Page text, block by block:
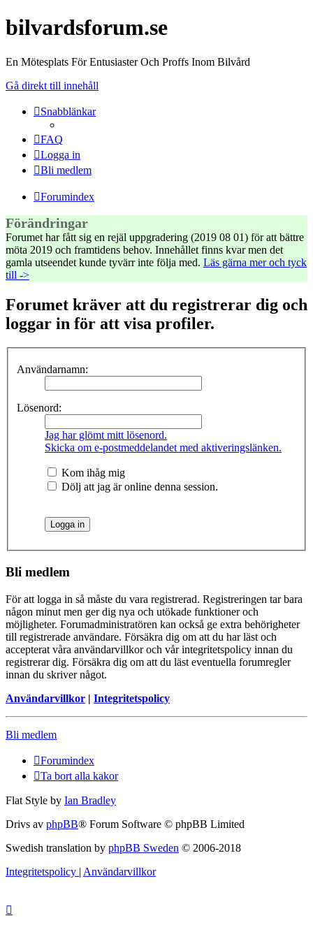
bilvardsforum.se
En Mötesplats För Entusiaster Och Proffs Inom Bilvård
Gå direkt till innehåll
Snabblänkar
FAQ
Logga in
Bli medlem
Forumindex
Förändringar
Forumet har fått sig en rejäl uppgradering (2019 08 01) för att bättre
möta 2019 och framtidens behov. Innehållet finns kvar men det
gamla utseendet kunde tyvärr inte följa med. Läs gärna mer och tyck
till ->
Forumet kräver att du registrerar dig och
loggar in för att visa profiler.
Användarnamn:
Lösenord:
Jag har glömt mitt lösenord.
Skicka om e-postmeddelandet med aktiveringslänken.
Kom ihåg mig
Dölj att jag är online denna session.
Bli medlem
För att logga in så måste du vara registrerad. Registreringen tar bara
någon minut men ger dig nya och utökade funktioner och
möjligheter. Forumadministratören kan också ge extra behörigheter
till registrerade användare. Försäkra dig om att du har läst och
accepterat våra användarvillkor och vår integritetspolicy innan du
registrerar dig. Försäkra dig om att du läst eventuella forumregler
innan du skriver något.
Användarvillkor | Integritetspolicy
Bli medlem
Forumindex
Ta bort alla kakor
Flat Style by Ian Bradley
Drivs av phpBB® Forum Software © phpBB Limited
Swedish translation by phpBB Sweden © 2006-2018
Integritetspolicy | Användarvillkor